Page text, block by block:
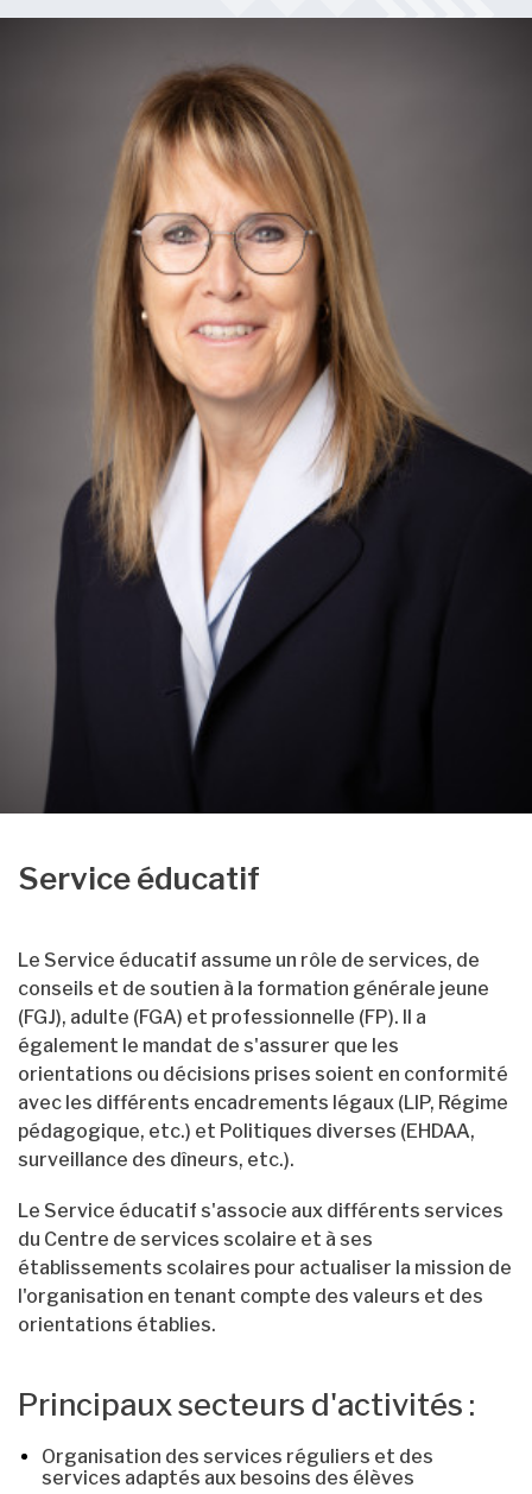
Service éducatif
Le Service éducatif assume un rôle de services, de
conseils et de soutien à la formation générale jeune
(FGJ), adulte (FGA) et professionnelle (FP). Il a
également le mandat de s'assurer que les
orientations ou décisions prises soient en conformité
avec les différents encadrements légaux (LIP, Régime
pédagogique, etc.) et Politiques diverses (EHDAA,
surveillance des dîneurs, etc.).
Le Service éducatif s'associe aux différents services
du Centre de services scolaire et à ses
établissements scolaires pour actualiser la mission de
l'organisation en tenant compte des valeurs et des
orientations établies.
Principaux secteurs d'activités :
Organisation des services réguliers et des
services adaptés aux besoins des élèves